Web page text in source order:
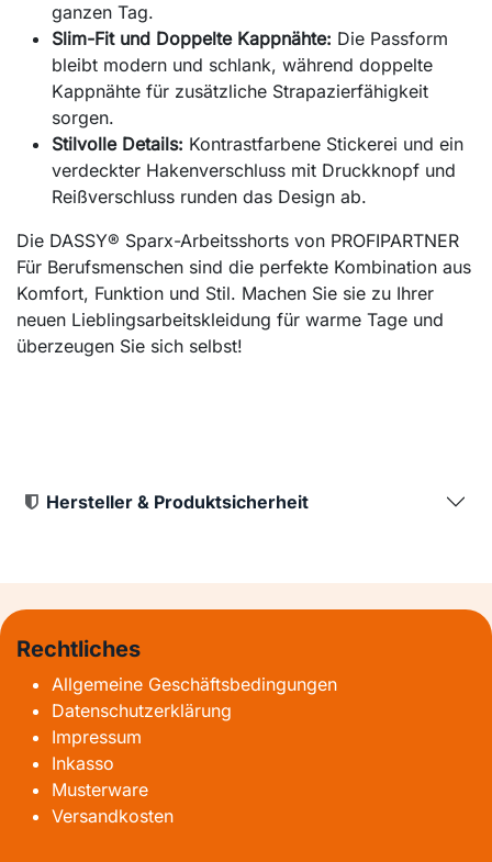
ganzen Tag.
Slim-Fit und Doppelte Kappnähte: Die Passform
bleibt modern und schlank, während doppelte
Kappnähte für zusätzliche Strapazierfähigkeit
sorgen.
Stilvolle Details: Kontrastfarbene Stickerei und ein
verdeckter Hakenverschluss mit Druckknopf und
Reißverschluss runden das Design ab.
Die DASSY® Sparx-Arbeitsshorts von PROFIPARTNER
Für Berufsmenschen sind die perfekte Kombination aus
Komfort, Funktion und Stil. Machen Sie sie zu Ihrer
neuen Lieblingsarbeitskleidung für warme Tage und
überzeugen Sie sich selbst!
Hersteller & Produktsicherheit
Rechtliches
Allgemeine Geschäftsbedingungen
Datenschutzerklärung
Impressum
Inkasso
Musterware
Versandkosten